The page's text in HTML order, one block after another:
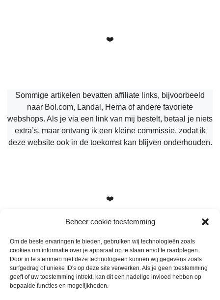
Beheer cookie toestemming
Om de beste ervaringen te bieden, gebruiken wij technologieën zoals
cookies om informatie over je apparaat op te slaan en/of te raadplegen.
Door in te stemmen met deze technologieën kunnen wij gegevens zoals
surfgedrag of unieke ID's op deze site verwerken. Als je geen toestemming
geeft of uw toestemming intrekt, kan dit een nadelige invloed hebben op
bepaalde functies en mogelijkheden.
❤️
Sommige artikelen bevatten affiliate links, bijvoorbeeld
naar Bol.com, Landal, Hema of andere favoriete
webshops. Als je via een link van mij bestelt, betaal je niets
extra’s, maar ontvang ik een kleine commissie, zodat ik
deze website ook in de toekomst kan blijven onderhouden.
❤️
Heb je vragen, suggesties of tips? Stuur me een berichtje
info@mamameteenblog.nl